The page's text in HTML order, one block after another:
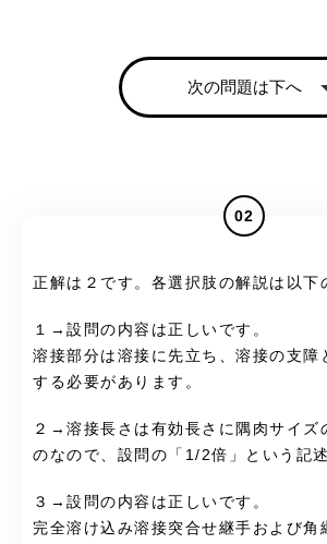
次の問題は下へ
02
正解は２です。各選択肢の解説は以下
１→設問の内容は正しいです。
溶接部分は溶接に先立ち、溶接の支障
する必要があります。
２→溶接長さは有効長さに隅肉サイズ
のなので、設問の「1/2倍」という記
３→設問の内容は正しいです。
完全溶け込み溶接突合せ継手および角